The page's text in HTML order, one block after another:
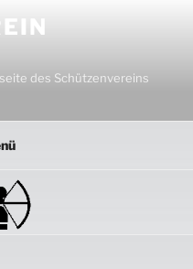
des Schützenvereins